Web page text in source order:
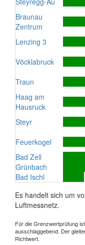
Braunau
Zentrum
Lenzing 3
Vöcklabruck
Traun
Haag am
Hausruck
Steyr
Feuerkogel
Bad Zell
Grünbach
Bad Ischl
Es handelt sich um
Luftmessnetz.
Für die Grenzwertprüfung
ausschlaggebend. Der
Richtwert.